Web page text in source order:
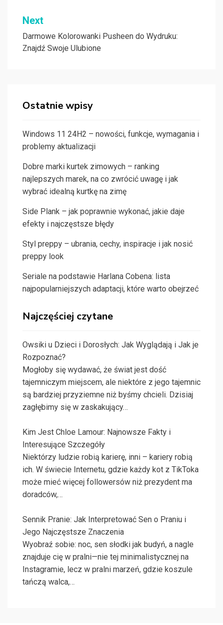
Next
Darmowe Kolorowanki Pusheen do Wydruku:
Znajdź Swoje Ulubione
Ostatnie wpisy
Windows 11 24H2 – nowości, funkcje, wymagania i
problemy aktualizacji
Dobre marki kurtek zimowych – ranking
najlepszych marek, na co zwrócić uwagę i jak
wybrać idealną kurtkę na zimę
Side Plank – jak poprawnie wykonać, jakie daje
efekty i najczęstsze błędy
Styl preppy – ubrania, cechy, inspiracje i jak nosić
preppy look
Seriale na podstawie Harlana Cobena: lista
najpopularniejszych adaptacji, które warto obejrzeć
Najczęściej czytane
Owsiki u Dzieci i Dorosłych: Jak Wyglądają i Jak je
Rozpoznać?
Mogłoby się wydawać, że świat jest dość
tajemniczym miejscem, ale niektóre z jego tajemnic
są bardziej przyziemne niż byśmy chcieli. Dzisiaj
zagłębimy się w zaskakujący…
Kim Jest Chloe Lamour: Najnowsze Fakty i
Interesujące Szczegóły
Niektórzy ludzie robią karierę, inni – kariery robią
ich. W świecie Internetu, gdzie każdy kot z TikToka
może mieć więcej followersów niż prezydent ma
doradców,…
Sennik Pranie: Jak Interpretować Sen o Praniu i
Jego Najczęstsze Znaczenia
Wyobraź sobie: noc, sen słodki jak budyń, a nagle
znajduje cię w pralni—nie tej minimalistycznej na
Instagramie, lecz w pralni marzeń, gdzie koszule
tańczą walca,…